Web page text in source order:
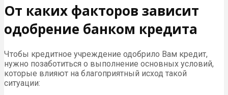
От каких факторов зависит
одобрение банком кредита
Чтобы кредитное учреждение одобрило Вам кредит,
нужно позаботиться о выполнение основных условий,
которые влияют на благоприятный исход такой
ситуации: